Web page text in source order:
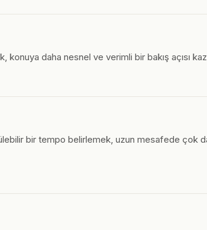
konuya daha nesnel ve verimli bir bakış açısı
bir tempo belirlemek, uzun mesafede çok